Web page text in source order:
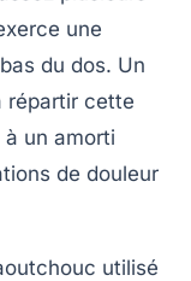
une
du dos. Un
répartir cette
un amorti
de douleur
utilisé